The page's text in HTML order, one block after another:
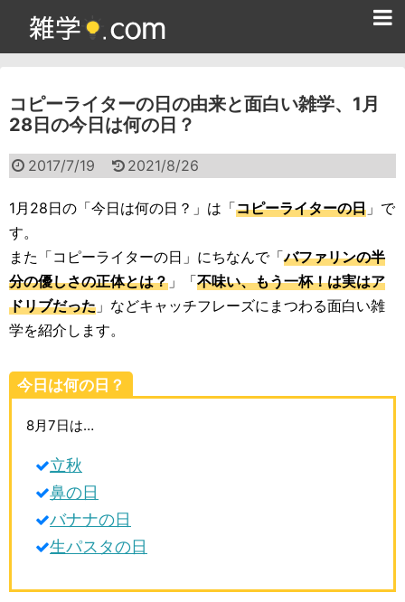
コピーライターの日の由来と面白い雑学、1月
28日の今日は何の日？
2017/7/19 2021/8/26
1月28日の「今日は何の日？」は「コピーライターの日 」で
す。
また「コピーライターの日」にちなんで「バファリンの半
分の優しさの正体とは？ 」「不味い、もう一杯！は実はア
ドリブだった 」などキャッチフレーズにまつわる面白い雑
学を紹介します。
今日は何の日？
8月7日は…
立秋
鼻の日
バナナの日
生パスタの日
雑学クイズ問題集
面白い雑学
スポーツ雑学
食べ物雑学
動物雑学
歴史雑学
生活雑学
サイト情報